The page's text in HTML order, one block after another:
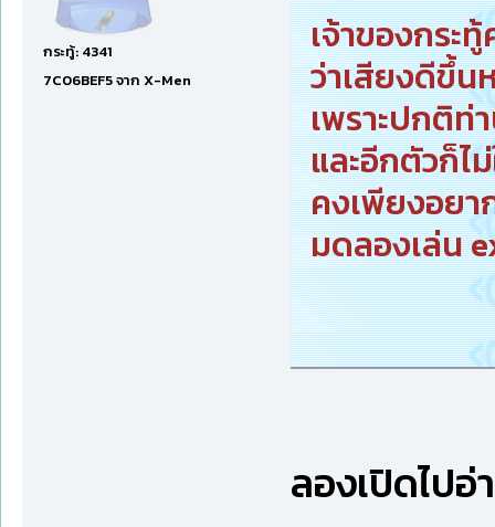
กระทู้: 4341
7C06BEF5 จาก X-Men
เจ้าของกระ
ว่าเสียงดีขึ้น
เพราะปกติท่
และอีกตัวก็ไ
คงเพียงอยา
มดลองเล่น
ลองเปิดไป